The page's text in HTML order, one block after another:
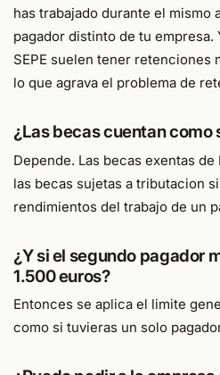
has trabajado durante el mismo
pagador distinto de tu empresa.
SEPE suelen tener retenciones
lo que agrava el problema de
¿Las becas cuentan como
Depende. Las becas exentas
las becas sujetas a tributacion
rendimientos del trabajo de un
¿Y si el segundo pagador
1.500 euros?
Entonces se aplica el limite
como si tuvieras un solo